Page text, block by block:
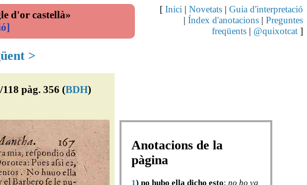
d'or castellà»
[ Inici | Novetats | Guia d'interpretació
| Índex d'anotacions | Preguntes
freqüents | @quixotcat ]
>
pàg. 356 (BDH)
Anotacions de la
pàgina
1) no hubo ella dicho esto:no ho va